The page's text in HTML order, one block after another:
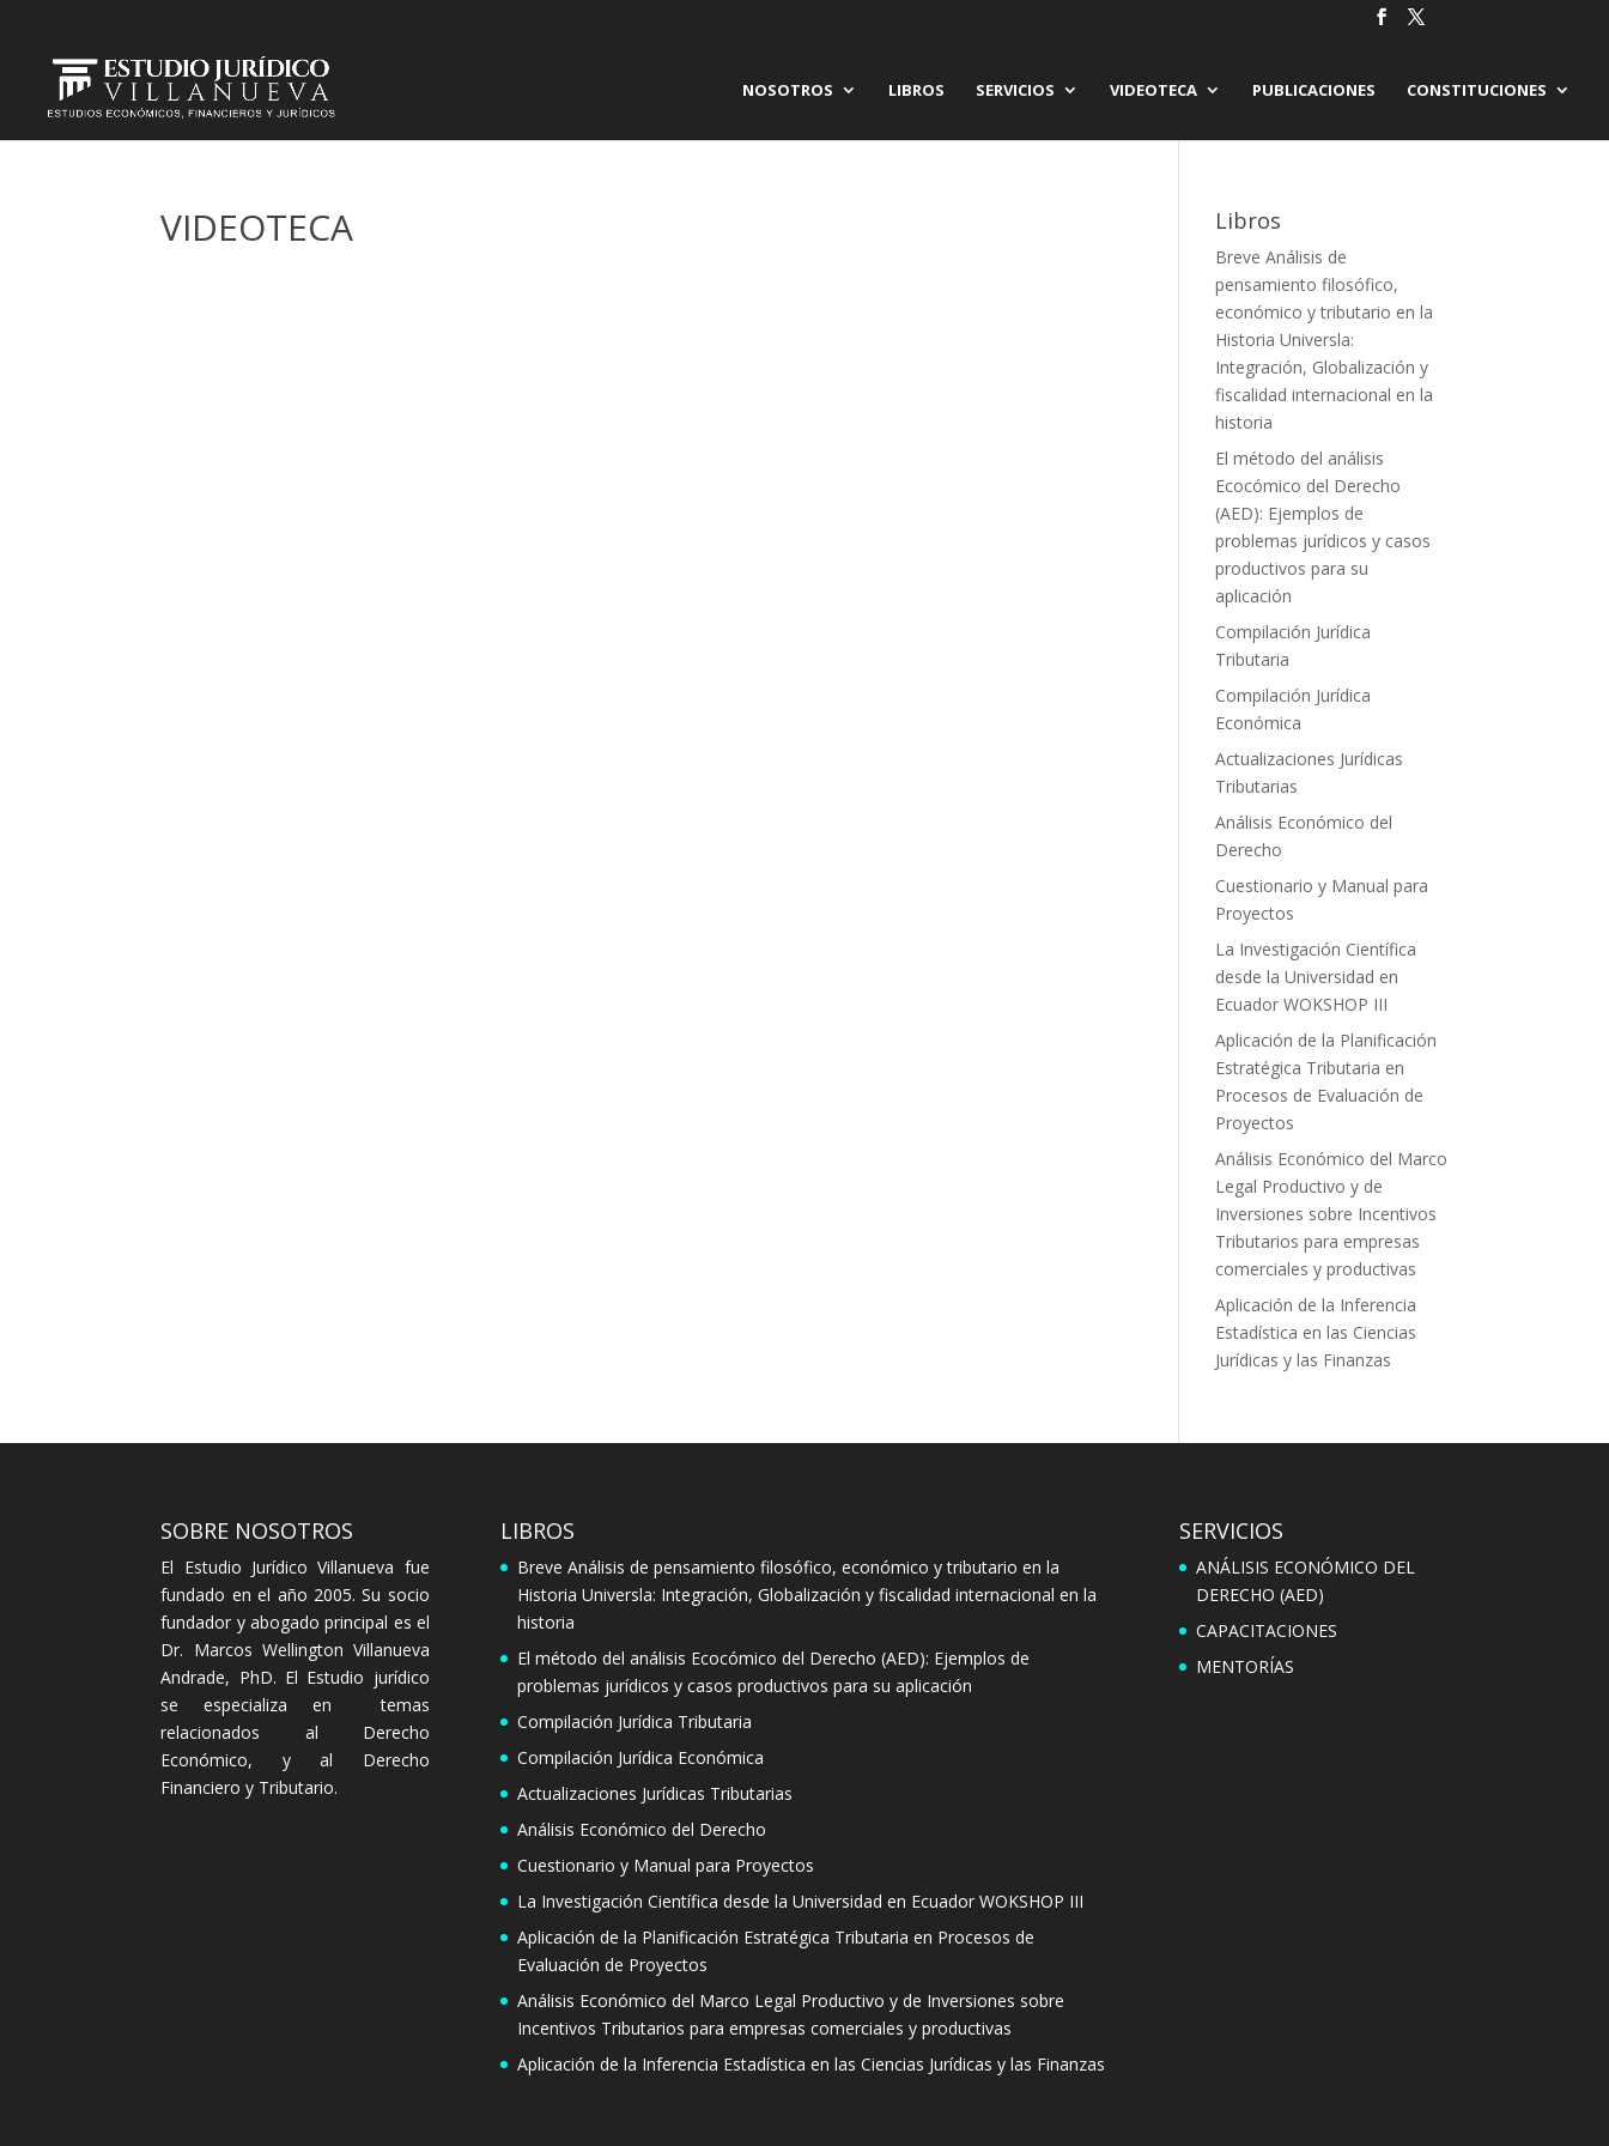
NOSOTROS LIBROS SERVICIOS VIDEOTECA PUBLICACIONES CONSTITUCIONES
VIDEOTECA Libros
Breve Análisis de
pensamiento filosófico,
económico y tributario en la
Historia Universla:
Integración, Globalización y
fiscalidad internacional en la
historia
El método del análisis
Ecocómico del Derecho
(AED): Ejemplos de
problemas jurídicos y casos
productivos para su
aplicación
Compilación Jurídica
Tributaria
Compilación Jurídica
Económica
Actualizaciones Jurídicas
Tributarias
Análisis Económico del
Derecho
Cuestionario y Manual para
Proyectos
La Investigación Científica
desde la Universidad en
Ecuador WOKSHOP III
Aplicación de la Planificación
Estratégica Tributaria en
Procesos de Evaluación de
Proyectos
Análisis Económico del Marco
Legal Productivo y de
Inversiones sobre Incentivos
Tributarios para empresas
comerciales y productivas
Aplicación de la Inferencia
Estadística en las Ciencias
Jurídicas y las Finanzas
SOBRE NOSOTROS
El Estudio Jurídico Villanueva fue
fundado en el año 2005. Su socio
fundador y abogado principal es el
Dr. Marcos Wellington Villanueva
Andrade, PhD. El Estudio jurídico
se especializa en temas
relacionados al Derecho
Económico, y al Derecho
Financiero y Tributario.
LIBROS
Breve Análisis de pensamiento filosófico, económico y tributario en la
Historia Universla: Integración, Globalización y fiscalidad internacional en la
historia
El método del análisis Ecocómico del Derecho (AED): Ejemplos de
problemas jurídicos y casos productivos para su aplicación
Compilación Jurídica Tributaria
Compilación Jurídica Económica
Actualizaciones Jurídicas Tributarias
Análisis Económico del Derecho
Cuestionario y Manual para Proyectos
La Investigación Científica desde la Universidad en Ecuador WOKSHOP III
Aplicación de la Planificación Estratégica Tributaria en Procesos de
Evaluación de Proyectos
Análisis Económico del Marco Legal Productivo y de Inversiones sobre
Incentivos Tributarios para empresas comerciales y productivas
Aplicación de la Inferencia Estadística en las Ciencias Jurídicas y las Finanzas
SERVICIOS
ANÁLISIS ECONÓMICO DEL
DERECHO (AED)
CAPACITACIONES
MENTORÍAS